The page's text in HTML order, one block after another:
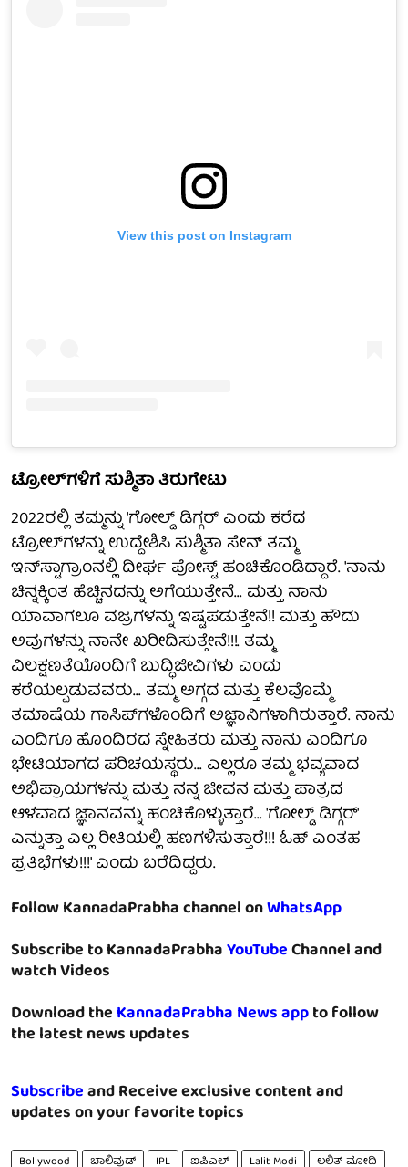
View this post on Instagram
ಟ್ರೋಲ್‌ಗಳಿಗೆ ಸುಶ್ಮಿತಾ ತಿರುಗೇಟು
2022ರಲ್ಲಿ ತಮ್ಮನ್ನು 'ಗೋಲ್ಡ್ ಡಿಗ್ಗರ್' ಎಂದು ಕರೆದ
ಟ್ರೋಲ್‌ಗಳನ್ನು ಉದ್ದೇಶಿಸಿ ಸುಶ್ಮಿತಾ ಸೇನ್ ತಮ್ಮ
ಇನ್‌ಸ್ಟಾಗ್ರಾಂನಲ್ಲಿ ದೀರ್ಘ ಪೋಸ್ಟ್ ಹಂಚಿಕೊಂಡಿದ್ದಾರೆ. 'ನಾನು
ಚಿನ್ನಕ್ಕಿಂತ ಹೆಚ್ಚಿನದನ್ನು ಅಗೆಯುತ್ತೇನೆ... ಮತ್ತು ನಾನು
ಯಾವಾಗಲೂ ವಜ್ರಗಳನ್ನು ಇಷ್ಟಪಡುತ್ತೇನೆ!! ಮತ್ತು ಹೌದು
ಅವುಗಳನ್ನು ನಾನೇ ಖರೀದಿಸುತ್ತೇನೆ!!!. ತಮ್ಮ
ವಿಲಕ್ಷಣತೆಯೊಂದಿಗೆ ಬುದ್ಧಿಜೀವಿಗಳು ಎಂದು
ಕರೆಯಲ್ಪಡುವವರು... ತಮ್ಮ ಅಗ್ಗದ ಮತ್ತು ಕೆಲವೊಮ್ಮೆ
ತಮಾಷೆಯ ಗಾಸಿಪ್‌ಗಳೊಂದಿಗೆ ಅಜ್ಞಾನಿಗಳಾಗಿರುತ್ತಾರೆ. ನಾನು
ಎಂದಿಗೂ ಹೊಂದಿರದ ಸ್ನೇಹಿತರು ಮತ್ತು ನಾನು ಎಂದಿಗೂ
ಭೇಟಿಯಾಗದ ಪರಿಚಯಸ್ಥರು... ಎಲ್ಲರೂ ತಮ್ಮ ಭವ್ಯವಾದ
ಅಭಿಪ್ರಾಯಗಳನ್ನು ಮತ್ತು ನನ್ನ ಜೀವನ ಮತ್ತು ಪಾತ್ರದ
ಆಳವಾದ ಜ್ಞಾನವನ್ನು ಹಂಚಿಕೊಳ್ಳುತ್ತಾರೆ... 'ಗೋಲ್ಡ್ ಡಿಗ್ಗರ್'
ಎನ್ನುತ್ತಾ ಎಲ್ಲ ರೀತಿಯಲ್ಲಿ ಹಣಗಳಿಸುತ್ತಾರೆ!!! ಓಹ್ ಎಂತಹ
ಪ್ರತಿಭೆಗಳು!!!' ಎಂದು ಬರೆದಿದ್ದರು.
Follow KannadaPrabha channel onWhatsApp
Subscribe to KannadaPrabhaYouTubeChannel and
watch Videos
Download theKannadaPrabha News appto follow
the latest news updates
Subscribeand Receive exclusive content and
updates on your favorite topics
Bollywood ಬಾಲಿವುಡ್ IPL ಐಪಿಎಲ್ Lalit Modi ಲಲಿತ್ ಮೋದಿ